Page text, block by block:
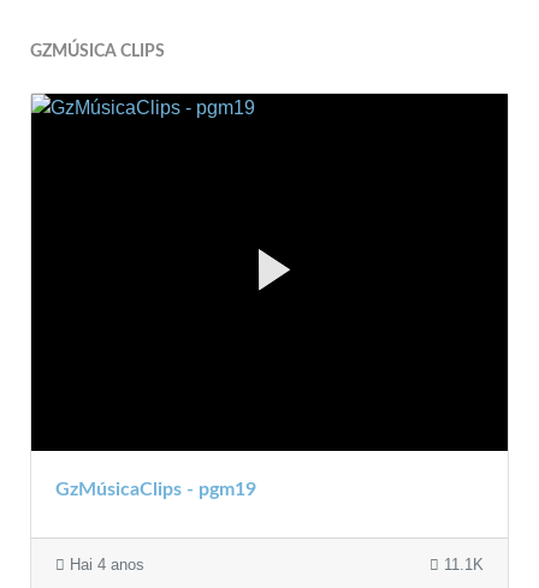
GZMÚSICA CLIPS
GzMúsicaClips - pgm19
Hai 4 anos 11.1K